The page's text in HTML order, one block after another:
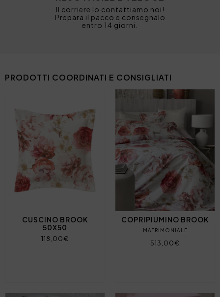
Il corriere lo contattiamo noi!
Prepara il pacco e consegnalo
entro 14 giorni.
PRODOTTI COORDINATI E CONSIGLIATI
CUSCINO BROOK
50X50
118,00€
COPRIPIUMINO BROOK
MATRIMONIALE
513,00€